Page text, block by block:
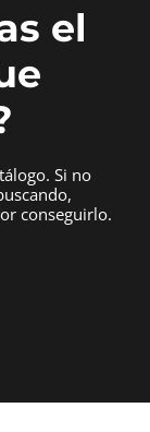
el
Si no
conseguirlo.